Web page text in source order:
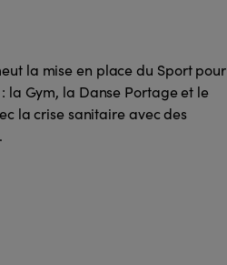
la mise en place du Sport pour
la Gym, la Danse Portage et le
la crise sanitaire avec des